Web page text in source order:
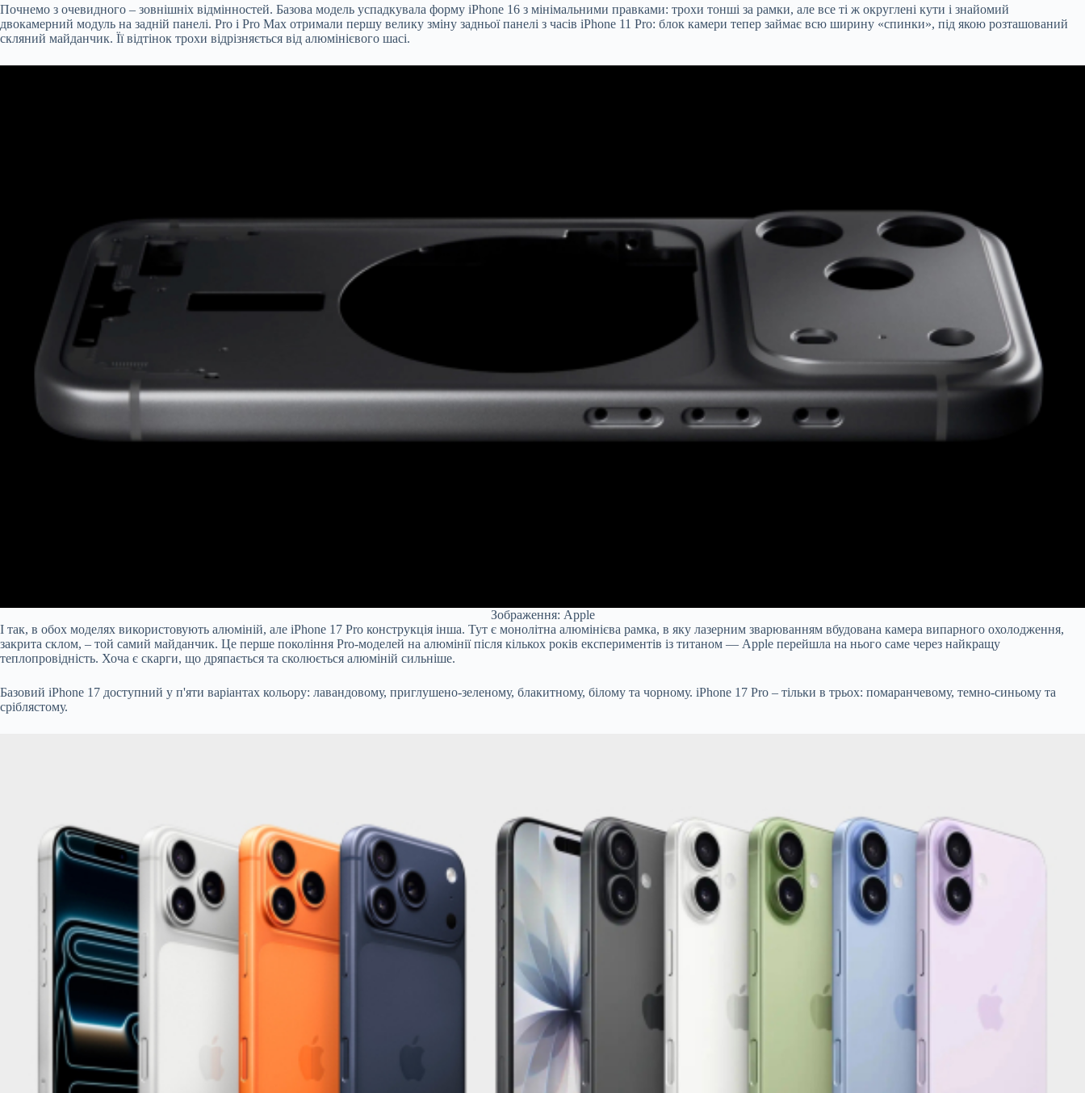
Почнемо з очевидного – зовнішніх відмінностей. Базова модель успадкувала форму iPhone 16 з мінімальними правками: трохи тонші за рамки, але все ті ж округлені кути і знайомий
двокамерний модуль на задній панелі. Pro і Pro Max отримали першу велику зміну задньої панелі з часів iPhone 11 Pro: блок камери тепер займає всю ширину «спинки», під якою розташований
скляний майданчик. Її відтінок трохи відрізняється від алюмінієвого шасі.
Зображення: Apple
І так, в обох моделях використовують алюміній, але iPhone 17 Pro конструкція інша. Тут є монолітна алюмінієва рамка, в яку лазерним зварюванням вбудована камера випарного охолодження,
закрита склом, – той самий майданчик. Це перше покоління Pro-моделей на алюмінії після кількох років експериментів із титаном — Apple перейшла на нього саме через найкращу
теплопровідність. Хоча є скарги, що дряпається та сколюється алюміній сильніше.
Базовий iPhone 17 доступний у п'яти варіантах кольору: лавандовому, приглушено-зеленому, блакитному, білому та чорному. iPhone 17 Pro – тільки в трьох: помаранчевому, темно-синьому та
сріблястому.